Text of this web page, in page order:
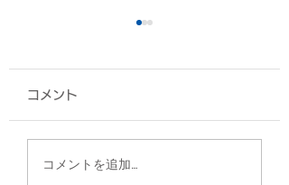
椅子カバー/エナジック
コメント
コメントを追加…